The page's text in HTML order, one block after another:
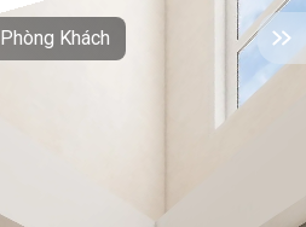
Phòng Khách